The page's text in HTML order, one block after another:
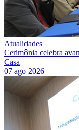
Atualidades
Cerimônia celebra
Casa
07 ago 2026